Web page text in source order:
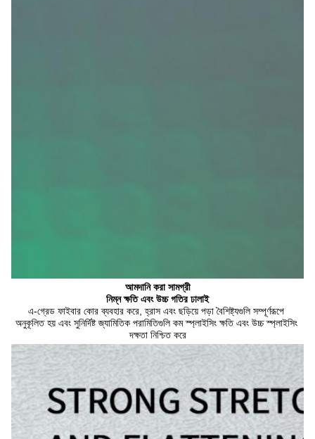
আমদানি করা সামগ্রী
নিম্ন ক্ষতি এবং উচ্চ গতির ঢালাই
এ-গ্রেড ফাইবার কোর ব্যবহার করে, হ্রাস এবং ছড়িয়ে পড়া বৈশিষ্ট্যগুলি সম্পূর্ণরূপে
অনুকূলিত হয় এবং সুনির্দিষ্ট জ্যামিতিক পরামিতিগুলি কম স্প্লাইসিং ক্ষতি এবং উচ্চ স্প্লাইসিং
দক্ষতা নিশ্চিত করে